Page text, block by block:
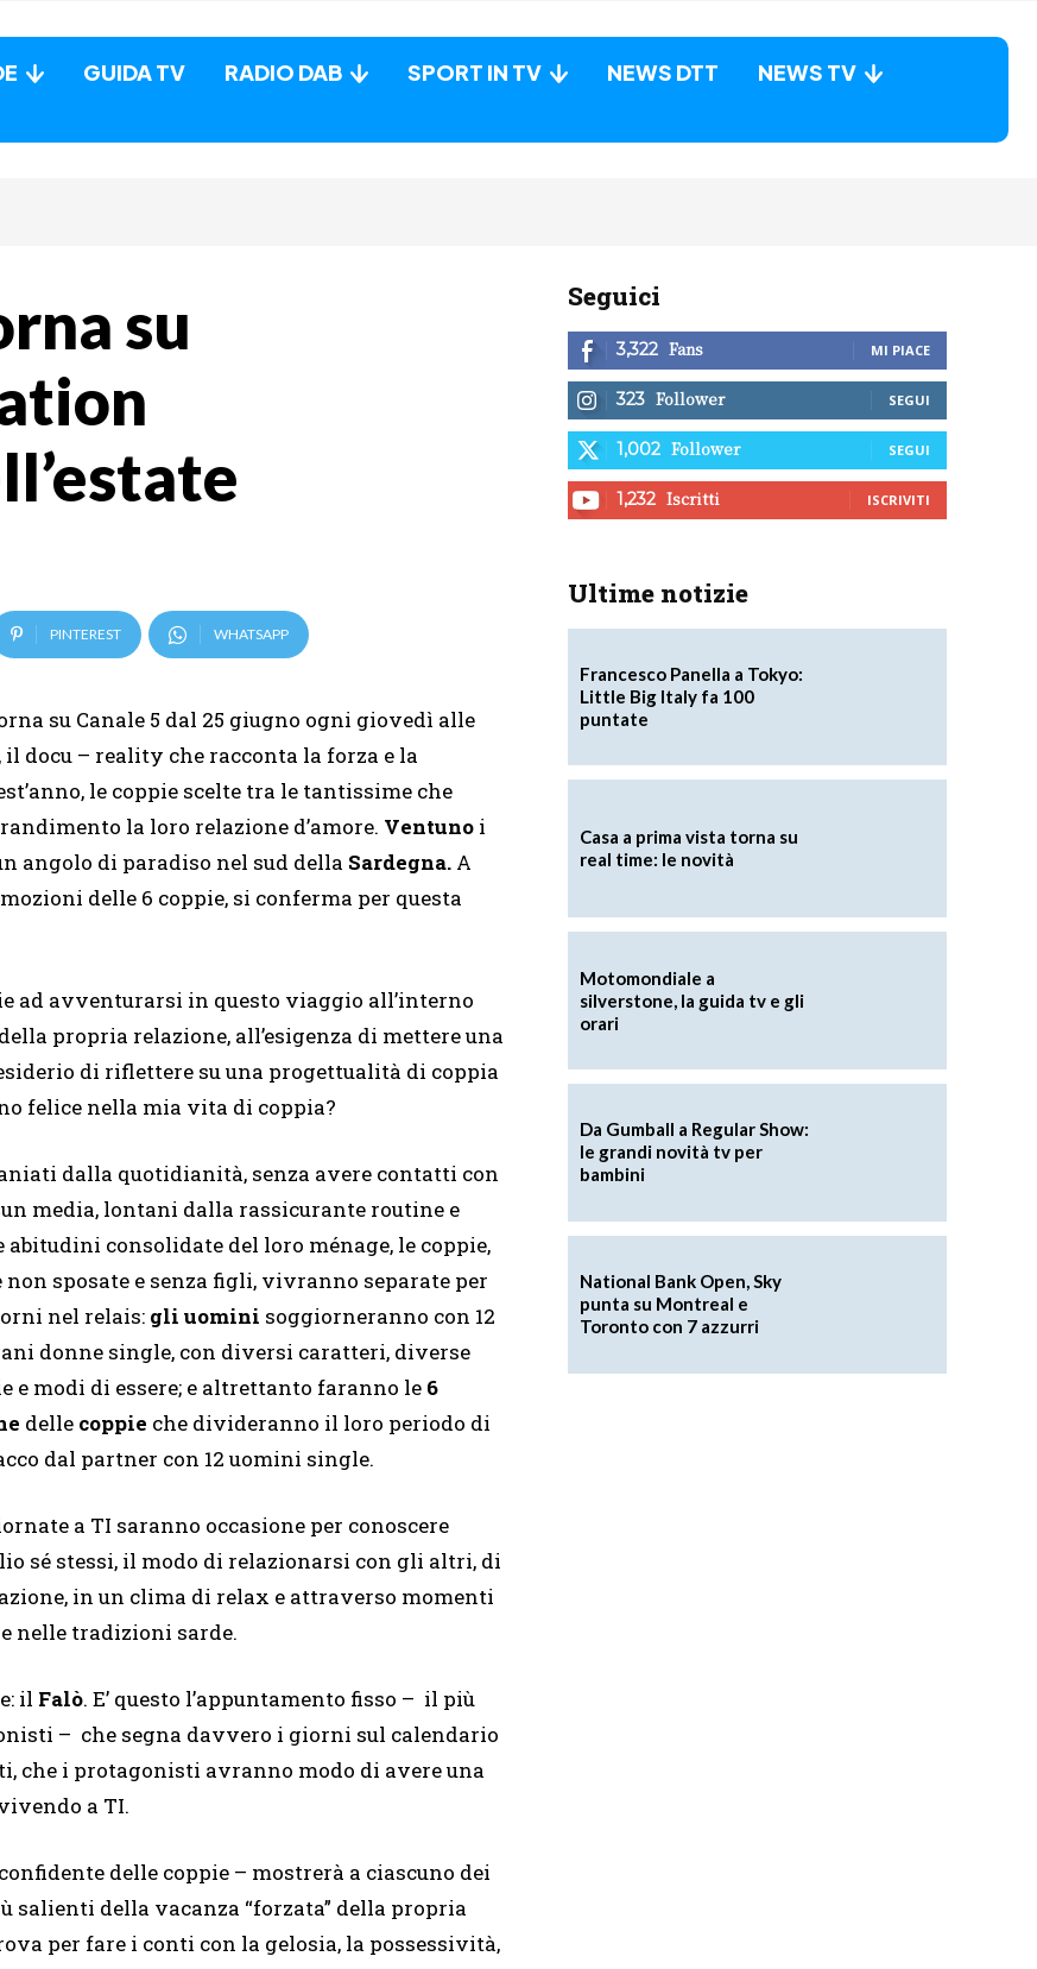
GUIDA TV RADIO DAB SPORT IN TV NEWS DTT
NEWS TV
su
PINTEREST WHATSAPP
su Canale 5 dal 25 giugno ogni giovedì alle
, il docu – reality che racconta la forza e la
le coppie scelte tra le tantissime che
la loro relazione d’amore. Ventuno i
angolo di paradiso nel sud della Sardegna. A
delle 6 coppie, si conferma per questa
ad avventurarsi in questo viaggio all’interno
propria relazione, all’esigenza di mettere una
di riflettere su una progettualità di coppia
felice nella mia vita di coppia?
dalla quotidianità, senza avere contatti con
media, lontani dalla rassicurante routine e
abitudini consolidate del loro ménage, le coppie,
non sposate e senza figli, vivranno separate per
nel relais: gli uomini soggiorneranno con 12
donne single, con diversi caratteri, diverse
e modi di essere; e altrettanto faranno le 6
delle coppie che divideranno il loro periodo di
dal partner con 12 uomini single.
a TI saranno occasione per conoscere
sé stessi, il modo di relazionarsi con gli altri, di
in un clima di relax e attraverso momenti
nelle tradizioni sarde.
il Falò. E’ questo l’appuntamento fisso – il più
– che segna davvero i giorni sul calendario
che i protagonisti avranno modo di avere una
a TI.
delle coppie – mostrerà a ciascuno dei
della vacanza “forzata” della propria
per fare i conti con la gelosia, la possessività,
Seguici
3,322 Fans MI PIACE
323 Follower SEGUI
1,002 Follower SEGUI
1,232 Iscritti ISCRIVITI
Ultime notizie
Francesco Panella a Tokyo:
Little Big Italy fa 100
puntate
Casa a prima vista torna su
real time: le novità
Motomondiale a
silverstone, la guida tv e gli
orari
Da Gumball a Regular Show:
le grandi novità tv per
bambini
National Bank Open, Sky
punta su Montreal e
Toronto con 7 azzurri